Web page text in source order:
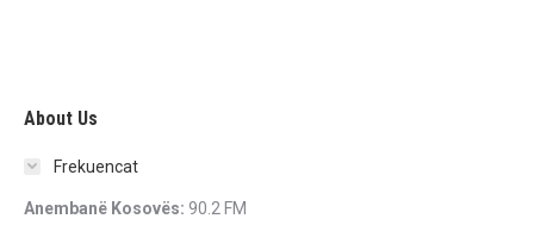
About Us
Frekuencat
Anembanë Kosovës: 90.2 FM